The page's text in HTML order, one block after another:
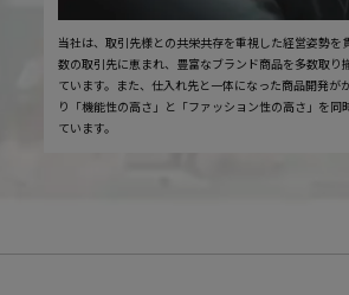
当社は、取引先様との共栄共存を重視した経営姿勢を
数の取引先に恵まれ、豊富なブランド商品を多数取り
ています。また、仕入れ先と一体になった商品開発が
り「機能性の高さ」と「ファッション性の高さ」を同
ています。